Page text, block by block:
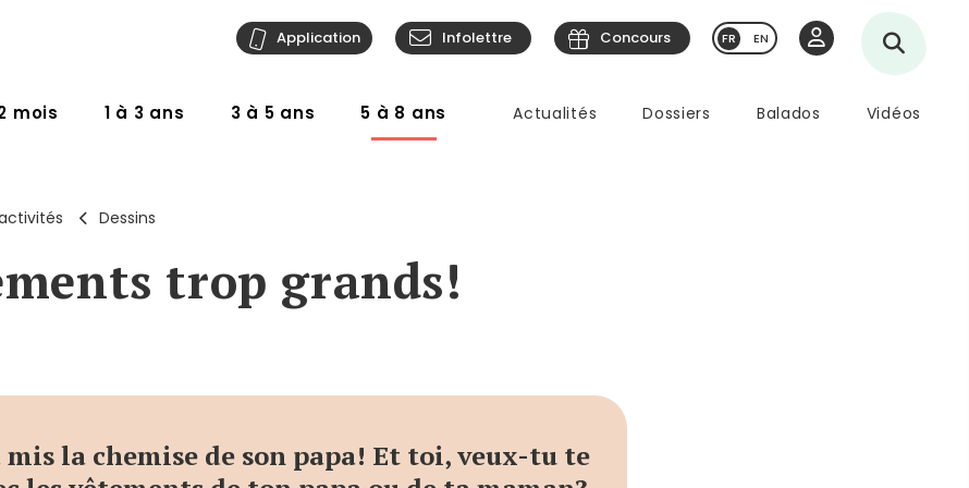
mois 1 à 3 ans 3 à 5 ans 5 à 8 ans Actualités Dossiers Balados Vidéos
Application Infolettre Concours EN
Dessins
trop grands!
la chemise de son papa! Et toi, veux-tu te